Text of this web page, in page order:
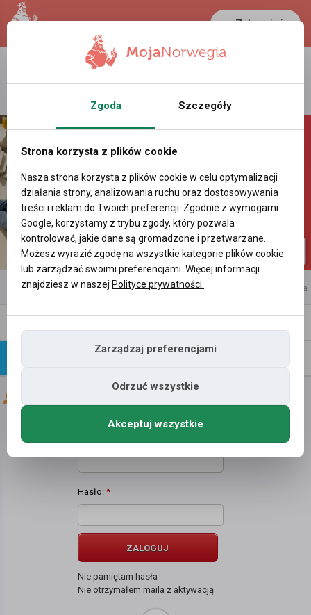
Zaloguj się
LANCASTER
25.2 °C 0.3899 PLN
reklama
Napisz
wiadomość
Daniel Janas
Hasło: *
ZALOGUJ
Nie pamiętam hasła
Nie otrzymałem maila z aktywacją
Zgoda Szczegóły
Strona korzysta z plików cookie
Nasza strona korzysta z plików cookie w celu optymalizacji
działania strony, analizowania ruchu oraz dostosowywania
treści i reklam do Twoich preferencji. Zgodnie z wymogami
Google, korzystamy z trybu zgody, który pozwala
kontrolować, jakie dane są gromadzone i przetwarzane.
Możesz wyrazić zgodę na wszystkie kategorie plików cookie
lub zarządzać swoimi preferencjami. Więcej informacji
znajdziesz w naszej Polityce prywatności.
Zarządzaj preferencjami
Odrzuć wszystkie
Akceptuj wszystkie